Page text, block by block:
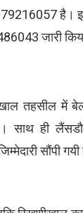
है।
जारी
तहसील में
साथ ही
सौंपी